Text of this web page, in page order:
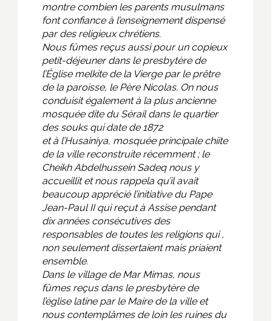
montre combien les parents musulmans
font confiance à l’enseignement dispensé
par des religieux chrétiens.
Nous fûmes reçus aussi pour un copieux
petit-déjeuner dans le presbytère de
l’Église melkite de la Vierge par le prêtre
de la paroisse, le Père Nicolas. On nous
conduisit également à la plus ancienne
mosquée dite du Sérail dans le quartier
des souks qui date de 1872
et à l’Husainiya, mosquée principale chiite
de la ville reconstruite récemment ; le
Cheikh Abdelhussein Sadeq nous y
accueillit et nous rappela qu’il avait
beaucoup apprécié l’initiative du Pape
Jean-Paul II qui reçut à Assise pendant
dix années consécutives des
responsables de toutes les religions qui ,
non seulement dissertaient mais priaient
ensemble.
Dans le village de Mar Mimas, nous
fûmes reçus dans le presbytère de
l’église latine par le Maire de la ville et
nous contemplâmes de loin les ruines du